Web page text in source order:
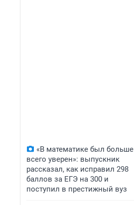
«В математике был больше
всего уверен»: выпускник
рассказал, как исправил 298
баллов за ЕГЭ на 300 и
поступил в престижный вуз